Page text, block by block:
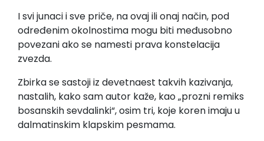
I svi junaci i sve priče, na ovaj ili onaj način, pod
određenim okolnostima mogu biti međusobno
povezani ako se namesti prava konstelacija
zvezda.
Zbirka se sastoji iz devetnaest takvih kazivanja,
nastalih, kako sam autor kaže, kao „prozni remiks
bosanskih sevdalinki“, osim tri, koje koren imaju u
dalmatinskim klapskim pesmama.